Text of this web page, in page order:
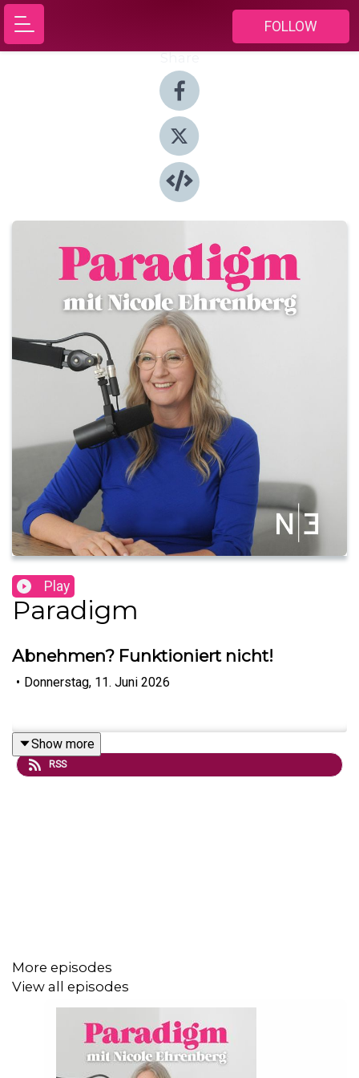
FOLLOW
Play
Paradigm
Abnehmen? Funktioniert nicht!
• Donnerstag, 11. Juni 2026
Show more
RSS
More episodes
View all episodes